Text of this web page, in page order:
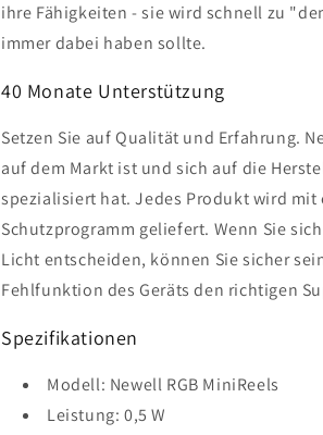
ihre Fähigkeiten - sie wird schnell zu
immer dabei haben sollte.
40 Monate Unterstützung
Setzen Sie auf Qualität und Erfahrung.
auf dem Markt ist und sich auf die
spezialisiert hat. Jedes Produkt wird
Schutzprogramm geliefert. Wenn Sie
Licht entscheiden, können Sie sicher
Fehlfunktion des Geräts den richtigen
Spezifikationen
Modell: Newell RGB MiniReels
Leistung: 0,5 W